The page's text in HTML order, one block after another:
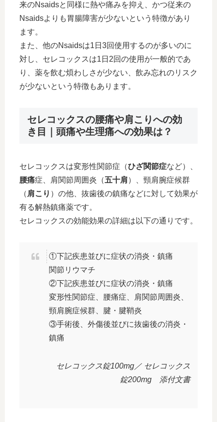
来のNsaidsと同様に熱や痛みを抑え、かつ従来の
Nsaidsよりも胃腸障害が少ないという特徴があり
ます。
また、他のNsaidsは1日3回使用するのが多いのに
対し、セレコックスは1日2回の使用が一般的であ
り、薬を飲む煩わしさが少ない、飲み忘れのリスク
が少ないという特徴もあります。
セレコックスの腰痛や肩こりへの効
き目｜頭痛や生理痛への効果は？
セレコックスは変形性関節症（ひざ関節症など）、
腰痛症、肩関節周囲炎（五十肩）、頸肩腕症候群
（ 肩こり ）の他、抜歯後の鎮痛などに対して効果が
有る解熱鎮痛薬です。
セレコックスの効能効果の詳細は以下の通りです。
①下記疾患並びに症状の消炎・鎮痛
関節リウマチ
②下記疾患並びに症状の消炎・鎮痛
変形性関節症、腰痛症、肩関節周囲炎、
頸肩腕症候群、腱・腱鞘炎
③手術後、外傷後並びに抜歯後の消炎・
鎮痛
セレコックス錠100mg／ セレコックス
錠200mg 添付文書